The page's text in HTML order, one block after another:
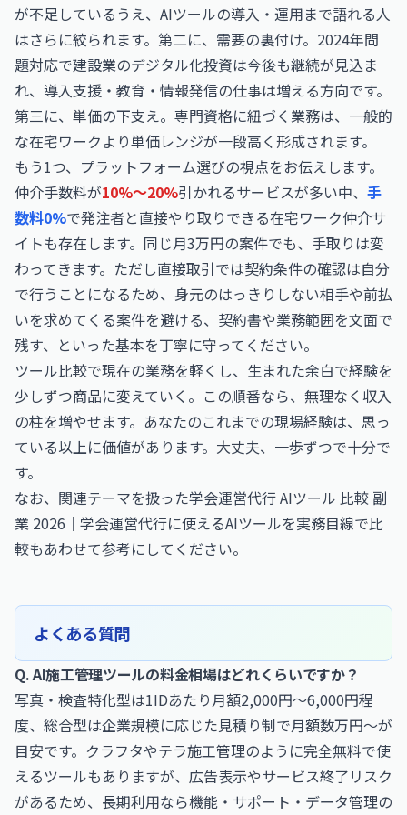
が不足しているうえ、AIツールの導入・運用まで語れる人
はさらに絞られます。第二に、需要の裏付け。2024年問
題対応で建設業のデジタル化投資は今後も継続が見込ま
れ、導入支援・教育・情報発信の仕事は増える方向です。
第三に、単価の下支え。専門資格に紐づく業務は、一般的
な在宅ワークより単価レンジが一段高く形成されます。
もう1つ、プラットフォーム選びの視点をお伝えします。
仲介手数料が10%〜20%引かれるサービスが多い中、 手
数料0%で発注者と直接やり取りできる在宅ワーク仲介サ
イトも存在します。同じ月3万円の案件でも、手取りは変
わってきます。ただし直接取引では契約条件の確認は自分
で行うことになるため、身元のはっきりしない相手や前払
いを求めてくる案件を避ける、契約書や業務範囲を文面で
残す、といった基本を丁寧に守ってください。
ツール比較で現在の業務を軽くし、生まれた余白で経験を
少しずつ商品に変えていく。この順番なら、無理なく収入
の柱を増やせます。あなたのこれまでの現場経験は、思っ
ている以上に価値があります。大丈夫、一歩ずつで十分で
す。
なお、関連テーマを扱った学会運営代行 AIツール 比較 副
業 2026｜学会運営代行に使えるAIツールを実務目線で比
較もあわせて参考にしてください。
よくある質問
Q. AI施工管理ツールの料金相場はどれくらいですか？
写真・検査特化型は1IDあたり月額2,000円〜6,000円程
度、総合型は企業規模に応じた見積り制で月額数万円〜が
目安です。クラフタやテラ施工管理のように完全無料で使
えるツールもありますが、広告表示やサービス終了リスク
があるため、長期利用なら機能・サポート・データ管理の